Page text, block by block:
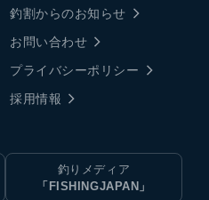
釣割からのお知らせ
お問い合わせ
プライバシーポリシー
採用情報
釣りメディア
「FISHINGJAPAN」